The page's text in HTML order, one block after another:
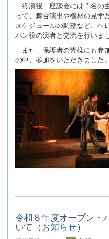
終演後、座談会には７名の
って、舞台演出や機材の見学
スケジュールの調整など、ヘ
バン役の演者と交流を行いまし
また、保護者の皆様にも参
の中、参加をいただきました
令和８年度オープン・
いて（お知らせ）